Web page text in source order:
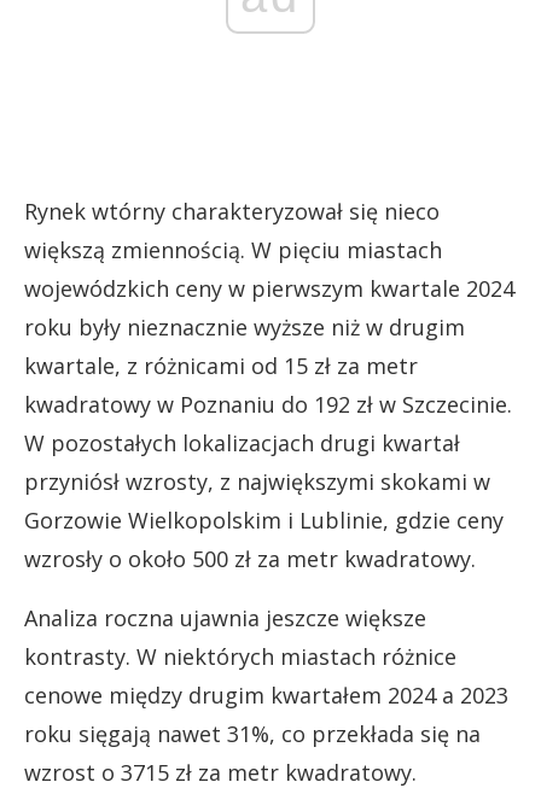
Rynek wtórny charakteryzował się nieco
większą zmiennością. W pięciu miastach
wojewódzkich ceny w pierwszym kwartale 2024
roku były nieznacznie wyższe niż w drugim
kwartale, z różnicami od 15 zł za metr
kwadratowy w Poznaniu do 192 zł w Szczecinie.
W pozostałych lokalizacjach drugi kwartał
przyniósł wzrosty, z największymi skokami w
Gorzowie Wielkopolskim i Lublinie, gdzie ceny
wzrosły o około 500 zł za metr kwadratowy.
Analiza roczna ujawnia jeszcze większe
kontrasty. W niektórych miastach różnice
cenowe między drugim kwartałem 2024 a 2023
roku sięgają nawet 31%, co przekłada się na
wzrost o 3715 zł za metr kwadratowy.